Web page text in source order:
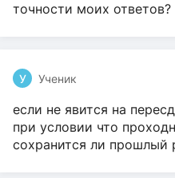
точности моих ответов?
У Ученик
если не явится на
при условии что
сохранится ли прошлый